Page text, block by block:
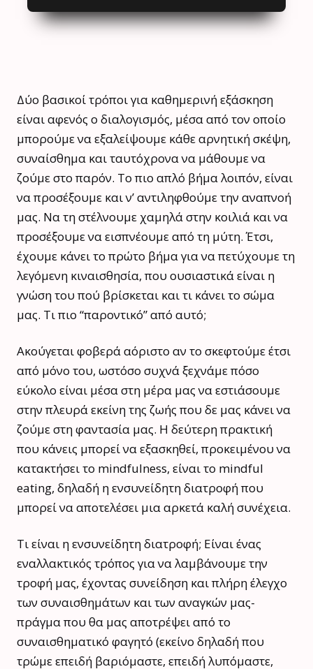
Δύο βασικοί τρόποι για καθημερινή εξάσκηση
είναι αφενός ο διαλογισμός, μέσα από τον οποίο
μπορούμε να εξαλείψουμε κάθε αρνητική σκέψη,
συναίσθημα και ταυτόχρονα να μάθουμε να
ζούμε στο παρόν. Το πιο απλό βήμα λοιπόν, είναι
να προσέξουμε και ν’ αντιληφθούμε την αναπνοή
μας. Να τη στέλνουμε χαμηλά στην κοιλιά και να
προσέξουμε να εισπνέουμε από τη μύτη. Έτσι,
έχουμε κάνει το πρώτο βήμα για να πετύχουμε τη
λεγόμενη κιναισθησία, που ουσιαστικά είναι η
γνώση του πού βρίσκεται και τι κάνει το σώμα
μας. Τι πιο “παροντικό” από αυτό;
Ακούγεται φοβερά αόριστο αν το σκεφτούμε έτσι
από μόνο του, ωστόσο συχνά ξεχνάμε πόσο
εύκολο είναι μέσα στη μέρα μας να εστιάσουμε
στην πλευρά εκείνη της ζωής που δε μας κάνει να
ζούμε στη φαντασία μας. Η δεύτερη πρακτική
που κάνεις μπορεί να εξασκηθεί, προκειμένου να
κατακτήσει το mindfulness, είναι το mindful
eating, δηλαδή η ενσυνείδητη διατροφή που
μπορεί να αποτελέσει μια αρκετά καλή συνέχεια.
Τι είναι η ενσυνείδητη διατροφή; Είναι ένας
εναλλακτικός τρόπος για να λαμβάνουμε την
τροφή μας, έχοντας συνείδηση και πλήρη έλεγχο
των συναισθημάτων και των αναγκών μας-
πράγμα που θα μας αποτρέψει από το
συναισθηματικό φαγητό (εκείνο δηλαδή που
τρώμε επειδή βαριόμαστε, επειδή λυπόμαστε,